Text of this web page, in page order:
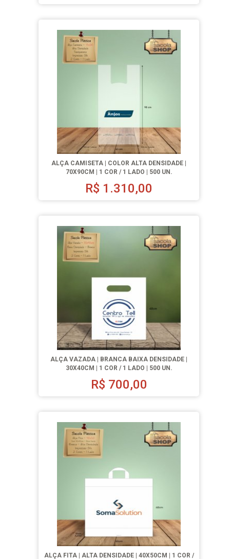
ALÇA CAMISETA | COLOR ALTA DENSIDADE |
70X90CM | 1 COR / 1 LADO | 500 UN.
R$ 1.310,00
ALÇA VAZADA | BRANCA BAIXA DENSIDADE |
30X40CM | 1 COR / 1 LADO | 500 UN.
R$ 700,00
ALÇA FITA | ALTA DENSIDADE | 40X50CM | 1 COR /